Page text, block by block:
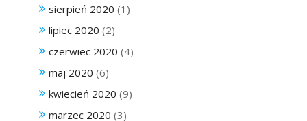
sierpień 2020 (1)
lipiec 2020 (2)
czerwiec 2020 (4)
maj 2020 (6)
kwiecień 2020 (9)
marzec 2020 (3)